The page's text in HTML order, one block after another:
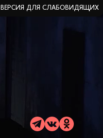
ВЕРСИЯ ДЛЯ СЛАБОВИДЯЩИХ